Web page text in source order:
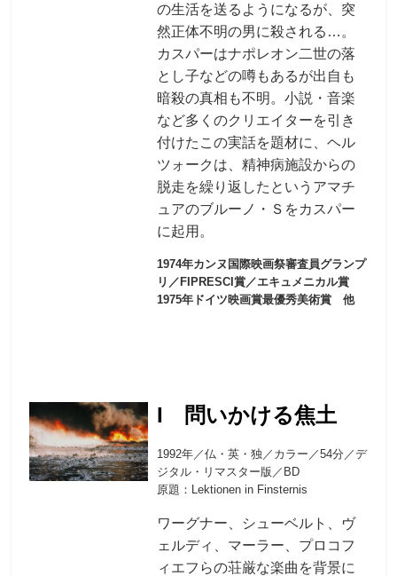
の生活を送るようになるが、突
然正体不明の男に殺される…。
カスパーはナポレオン二世の落
とし子などの噂もあるが出自も
暗殺の真相も不明。小説・音楽
など多くのクリエイターを引き
付けたこの実話を題材に、ヘル
ツォークは、精神病施設からの
脱走を繰り返したというアマチ
ュアのブルーノ・Ｓをカスパー
に起用。
1974年カンヌ国際映画祭審査員グランプ
リ／FIPRESCI賞／エキュメニカル賞
1975年ドイツ映画賞最優秀美術賞 他
I 問いかける焦土
1992年／仏・英・独／カラー／54分／デ
ジタル・リマスター版／BD
原題：Lektionen in Finsternis
ワーグナー、シューベルト、ヴ
ェルディ、マーラー、プロコフ
ィエフらの荘厳な楽曲を背景に